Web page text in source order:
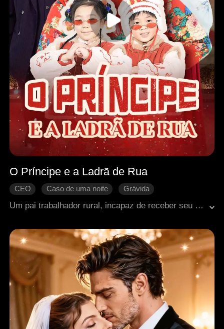
O Príncipe e a Ladrã de Rua
CEO Caso de uma noite
Grávida
Romance moderno
Um pai trabalhador rural, incapaz de receber seu salário, foi atacado por um empregador cruel e acabou no hospital em estado crítico. Determinada a cobrar o dinheiro devido, Kathy foi para a cidade e, inesperadamente, passou uma noite apaixonada com o CEO Vincent, sendo mal interpretada como tendo intenções ocultas. Logo depois, Kathy descobriu que estava grávida e foi expulsa do hospital por não conseguir pagar as contas médicas de seu pai. Como resultado, pai e filha foram forçados a viver nas ruas, sobrevivendo recolhendo materiais recicláveis. Determinado a garantir um futuro para seu neto não nascido, o pai arriscou sua vida novamente para cobrar seu salário. Em pânico, Kathy correu para salvá-lo, mas se viu e seu pai presos em uma crise terrível. No momento crucial, Vincent esclareceu o mal-entendido e, ao descobrir que Kathy estava esperando seu filho, veio em seu resgate a tempo. A família inteira a acolheu com amor e cuidado.